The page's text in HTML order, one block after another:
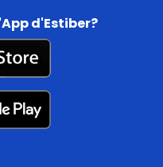
d'Estiber?